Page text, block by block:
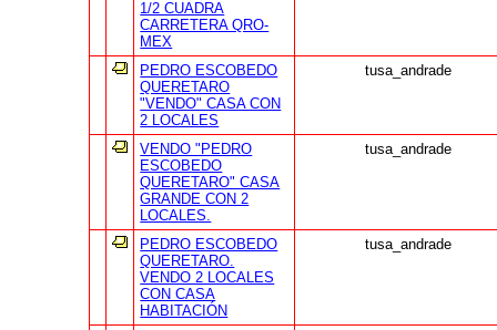
1/2 CUADRA
CARRETERA QRO-
MEX
PEDRO ESCOBEDO
QUERETARO
"VENDO" CASA CON
2 LOCALES
tusa_andrade
VENDO "PEDRO
ESCOBEDO
QUERETARO" CASA
GRANDE CON 2
LOCALES.
tusa_andrade
PEDRO ESCOBEDO
QUERETARO.
VENDO 2 LOCALES
CON CASA
HABITACIÓN
tusa_andrade